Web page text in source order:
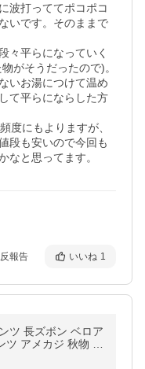
波打っててポコポコ
いです。そのままで
々平らになっていく
がそうだったので)。
いお湯につけて温め
て平らにならした方
度にもよりますが、
段も安いので今回も
なと思ってます。
報告 いいね 1
ツ 長ズボン ベロア
アメカジ 秋物 秋